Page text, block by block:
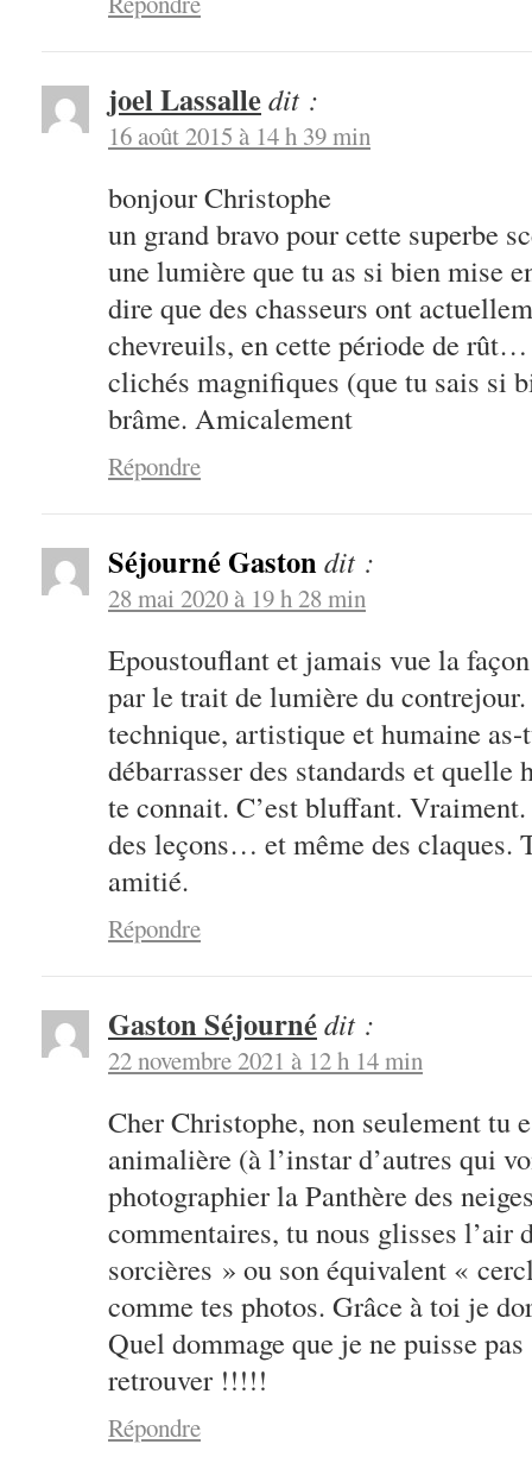
joel Lassalledit :
16 août 2015 à 14 h 39 min
bonjour Christophe
un grand bravo pour cette superbe
une lumière que tu as si bien mise
dire que des chasseurs ont
chevreuils, en cette période de
clichés magnifiques (que tu sais si
brâme. Amicalement
Répondre
Séjourné Gaston dit :
28 mai 2020 à 19 h 28 min
Epoustouflant et jamais vue la
par le trait de lumière du
technique, artistique et humaine
débarrasser des standards et
te connait. C’est bluffant.
des leçons… et même des claques.
amitié.
Répondre
Gaston Séjournédit :
22 novembre 2021 à 12 h 14 min
Cher Christophe, non seulement tu
animalière (à l’instar d’autres qui
photographier la Panthère des
commentaires, tu nous glisses l’air
sorcières » ou son équivalent «
comme tes photos. Grâce à toi je
Quel dommage que je ne puisse
retrouver !!!!!
Répondre